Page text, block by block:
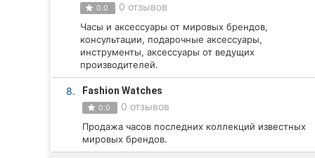
Кропивницкий
Запорожье
0.0 0 отзывов
Часы и аксессуары от мировых брендов,
консультации, подарочные аксессуары,
инструменты, аксессуары от ведущих
производителей.
8. Fashion Watches
0.0 0 отзывов
Продажа часов последних коллекций известных
мировых брендов.